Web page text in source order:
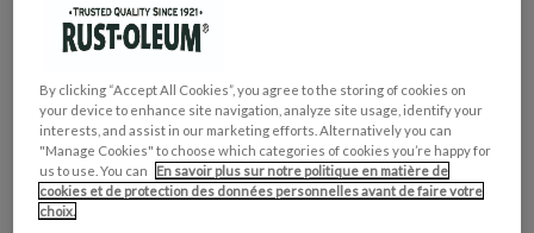
TESTEURS RADIATEUR -
BLANCS ÉLÉGANTS
€14,95
€10,35
By clicking “Accept All Cookies”, you agree to the storing of cookies on
your device to enhance site navigation, analyze site usage, identify your
interests, and assist in our marketing efforts. Alternatively you can
"Manage Cookies" to choose which categories of cookies you’re happy for
us to use. You can
En savoir plus sur notre politique en matière de
cookies et de protection des données personnelles avant de faire votre
choix.